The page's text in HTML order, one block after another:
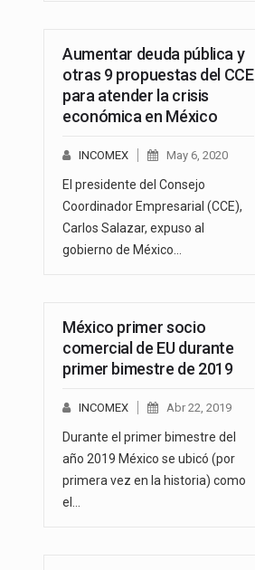
Aumentar deuda pública y
otras 9 propuestas del CCE
para atender la crisis
económica en México
INCOMEX May 6, 2020
El presidente del Consejo
Coordinador Empresarial (CCE),
Carlos Salazar, expuso al
gobierno de México…
México primer socio
comercial de EU durante
primer bimestre de 2019
INCOMEX Abr 22, 2019
Durante el primer bimestre del
año 2019 México se ubicó (por
primera vez en la historia) como
el…